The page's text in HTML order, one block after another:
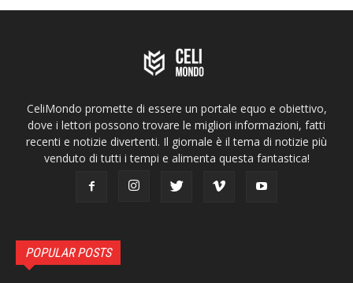
CeliMondo promette di essere un portale equo e obiettivo,
dove i lettori possono trovare le migliori informazioni, fatti
recenti e notizie divertenti. Il giornale è il tema di notizie più
venduto di tutti i tempi e alimenta questa fantastica!
POPULAR POSTS